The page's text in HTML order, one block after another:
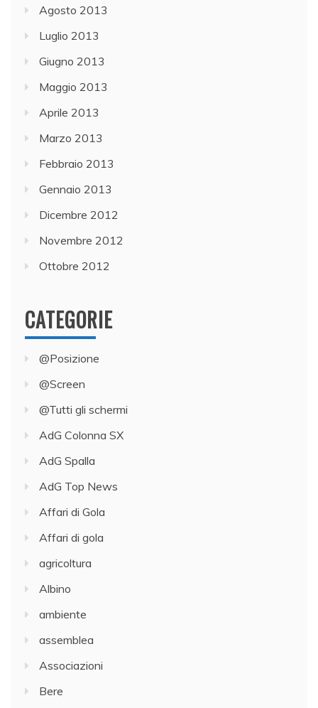
Agosto 2013
Luglio 2013
Giugno 2013
Maggio 2013
Aprile 2013
Marzo 2013
Febbraio 2013
Gennaio 2013
Dicembre 2012
Novembre 2012
Ottobre 2012
CATEGORIE
@Posizione
@Screen
@Tutti gli schermi
AdG Colonna SX
AdG Spalla
AdG Top News
Affari di Gola
Affari di gola
agricoltura
Albino
ambiente
assemblea
Associazioni
Bere